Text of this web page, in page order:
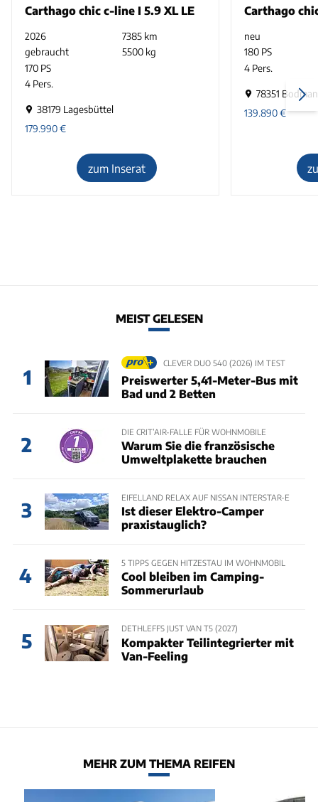
Carthago chic c-line I 5.9 XL LE
2026
7385 km
gebraucht
5500 kg
170 PS
4 Pers.
38179 Lagesbüttel
179.990€
zum Inserat
Carthago
neu
180 PS
4 Pers.
78351
139.890€
MEIST GELESEN
1
CLEVER DUO 540 (2026) IM TEST
Preiswerter 5,41-Meter-Bus mit
Bad und 2 Betten
2
DIE CRIT’AIR-FALLE FÜR WOHNMOBILE
Warum Sie die französische
Umweltplakette brauchen
3
EIFELLAND RELAX AUF NISSAN INTERSTAR-E
Ist dieser Elektro-Camper
praxistauglich?
4
5 TIPPS GEGEN HITZESTAU IM WOHNMOBIL
Cool bleiben im Camping-
Sommerurlaub
5
DETHLEFFS JUST VAN T5 (2027)
Kompakter Teilintegrierter mit
Van-Feeling
MEHR ZUM THEMA REIFEN